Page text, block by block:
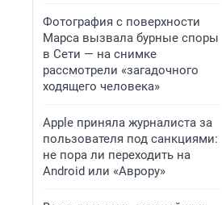
Фотография с поверхности
Марса вызвала бурные споры
в Сети — на снимке
рассмотрели «загадочного
ходящего человека»
Apple приняла журналиста за
пользователя под санкциями:
не пора ли переходить на
Android или «Аврору»